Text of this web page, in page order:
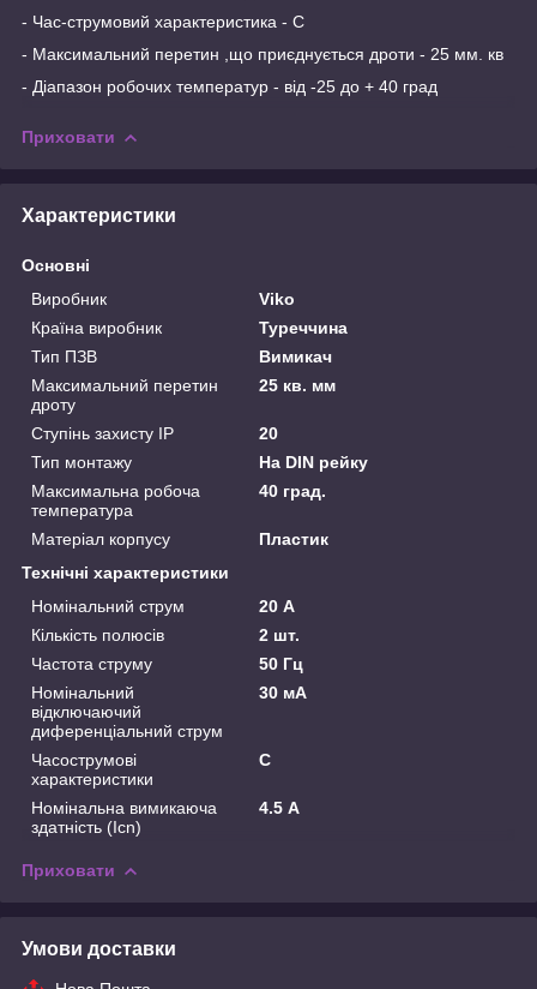
- Час-струмовий характеристика - С
- Максимальний перетин ,що приєднується дроти - 25 мм. кв
- Діапазон робочих температур - від -25 до + 40 град
Приховати
Характеристики
Основні
Виробник
Viko
Країна виробник
Туреччина
Тип ПЗВ
Вимикач
Максимальний перетин
дроту
25 кв. мм
Ступінь захисту IP
20
Тип монтажу
На DIN рейку
Максимальна робоча
температура
40 град.
Матеріал корпусу
Пластик
Технічні характеристики
Номінальний струм
20 А
Кількість полюсів
2 шт.
Частота струму
50 Гц
Номінальний
відключаючий
диференціальний струм
30 мА
Часострумові
характеристики
C
Номінальна вимикаюча
здатність (Icn)
4.5 А
Приховати
Умови доставки